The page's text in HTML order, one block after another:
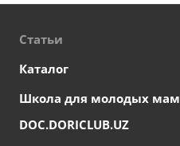
Статьи
Каталог
Школа для молодых мам
DOC.DORICLUB.UZ